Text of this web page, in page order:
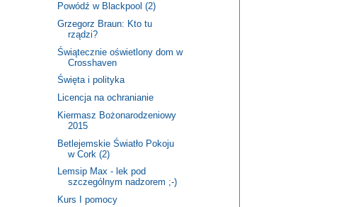
Powódź w Blackpool (2)
Grzegorz Braun: Kto tu
rządzi?
Świątecznie oświetlony dom w
Crosshaven
Święta i polityka
Licencja na ochranianie
Kiermasz Bożonarodzeniowy
2015
Betlejemskie Światło Pokoju
w Cork (2)
Lemsip Max - lek pod
szczególnym nadzorem ;-)
Kurs I pomocy